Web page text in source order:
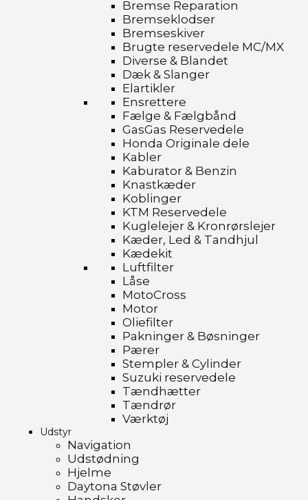
Bremse Reparation
Bremseklodser
Bremseskiver
Brugte reservedele MC/MX
Diverse & Blandet
Dæk & Slanger
Elartikler
Ensrettere
Fælge & Fælgbånd
GasGas Reservedele
Honda Originale dele
Kabler
Kaburator & Benzin
Knastkæder
Koblinger
KTM Reservedele
Kuglelejer & Kronrørslejer
Kæder, Led & Tandhjul
Kædekit
Luftfilter
Låse
MotoCross
Motor
Oliefilter
Pakninger & Bøsninger
Pærer
Stempler & Cylinder
Suzuki reservedele
Tændhætter
Tændrør
Værktøj
Udstyr
Navigation
Udstødning
Hjelme
Daytona Støvler